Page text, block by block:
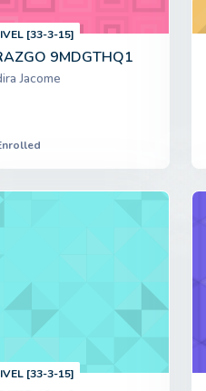
[33-3-15]
9MDGTHQ1
Jacome
[33-3-15]